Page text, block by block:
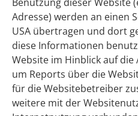
Adresse) werden an einen
USA übertragen und dort
diese Informationen
Website im Hinblick auf die
um Reports über die
für die Websitebetreiber
weitere mit der